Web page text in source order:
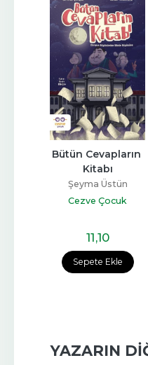
Sepete Ekle
Bütün Cevapların
Kitabı
Şeyma Üstün
Cezve Çocuk
11,10
YAZARIN